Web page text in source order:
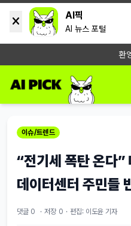
AI픽
AI 뉴스 포털
환
이슈/트렌드
“전기세 폭탄 온다”
데이터센터 주민들
댓글 0 · 저장 0 · 편집: 이도윤 기자